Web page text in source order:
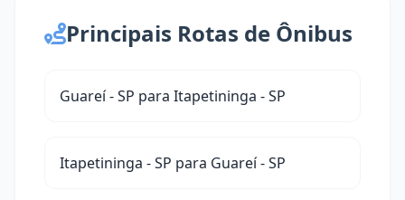
Principais Rotas de Ônibus
Guareí - SP para Itapetininga - SP
Itapetininga - SP para Guareí - SP